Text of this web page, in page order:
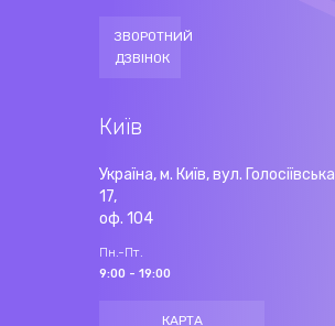
ЗВОРОТНИЙ
ДЗВІНОК
Київ
Україна, м. Київ, вул. Голосіївська
17,
оф. 104
Пн.-Пт.
9:00 - 19:00
КАРТА